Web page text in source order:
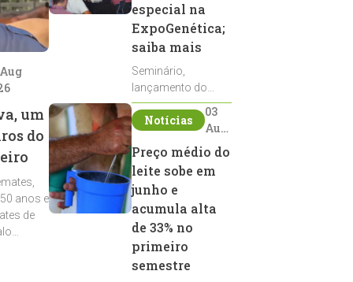
um
do
anos e
de
especial na
ExpoGenética;
saiba mais
Seminário,
lançamento do
Sumário de Touros,
debates, podcast,
reprodutores e
homenagens
integram a
programação da
entidade durante a
ExpoGenética 2026
Notícias
03
Aug
2026
Preço médio do
leite sobe em
junho e
acumula alta
de 33% no
primeiro
semestre